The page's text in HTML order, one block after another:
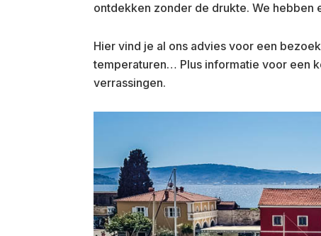
ontdekken zonder de drukte. We hebben
Hier vind je al ons advies voor een
temperaturen… Plus informatie voor een
verrassingen.